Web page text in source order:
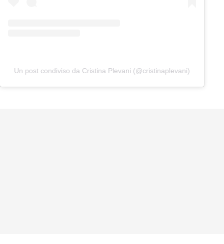
Un post condiviso da Cristina Plevani (@cristinaplevani)